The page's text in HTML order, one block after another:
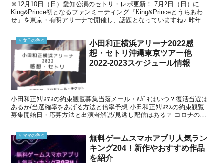
※12月10日（日）愛知公演のセトリ・レポ更新！ 7月2日（日）に
King&Prince初となるファンミーティング『King&Princeとうちあわ
せ』を東京・有明アリーナで開催し、話題となっていますね♪ 昨年の
⭐️ 女子の色々
小田和正横浜アリーナ2022感
想・セトリ沖縄東京ツアー他
2022-2023スケジュール情報
小田和正ｸﾘｽﾏｽの約束観覧募集当落メール・ﾊｶﾞｷはいつ？復活当選は
あるか/当選確率をあげる方法と倍率予想 小田和正ｸﾘｽﾏｽの約束観覧
募集開始日・応募方法と出演者解説/見逃し配信はある？ コロナの影
⭐️ ママの色々
無料ゲームスマホアプリ人気ラン
キング204！新作やおすすめ作品
を紹介